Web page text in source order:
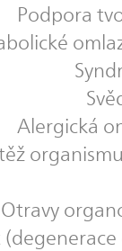
Podpora
Alergická
Otravy